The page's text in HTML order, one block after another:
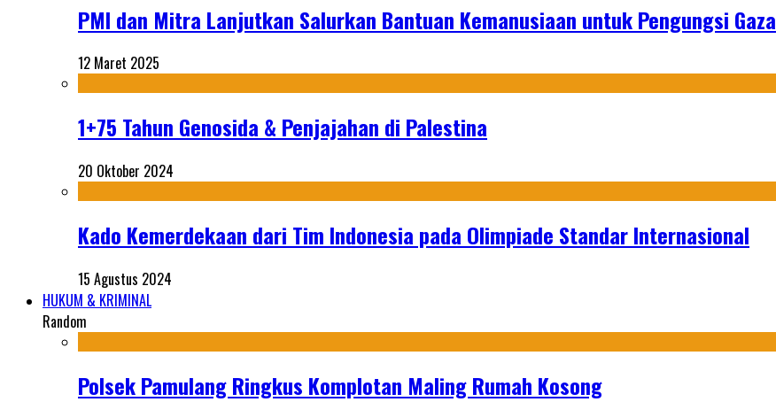
PMI dan Mitra Lanjutkan Salurkan Bantuan Kemanusiaan untuk Pengungsi Gaza
12 Maret 2025
1+75 Tahun Genosida & Penjajahan di Palestina
20 Oktober 2024
Kado Kemerdekaan dari Tim Indonesia pada Olimpiade Standar Internasional
15 Agustus 2024
HUKUM & KRIMINAL
Random
Polsek Pamulang Ringkus Komplotan Maling Rumah Kosong